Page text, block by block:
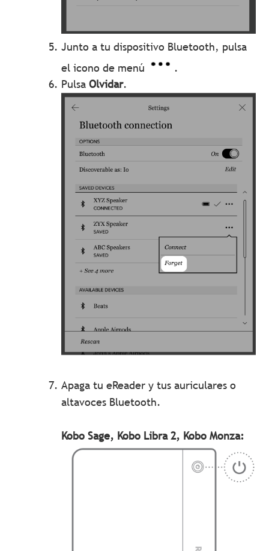
Junto a tu dispositivo Bluetooth, pulsa
el icono de menú
.
PulsaOlvidar.
Apaga tu eReader y tus auriculares o
altavoces Bluetooth.
Kobo Sage, Kobo Libra 2, Kobo Monza: